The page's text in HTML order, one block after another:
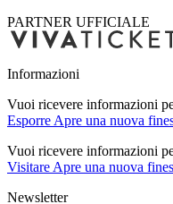
PARTNER UFFICIALE
Informazioni
Vuoi ricevere informazioni
Esporre Apre una nuova
Vuoi ricevere informazioni
Visitare Apre una nuova
Newsletter